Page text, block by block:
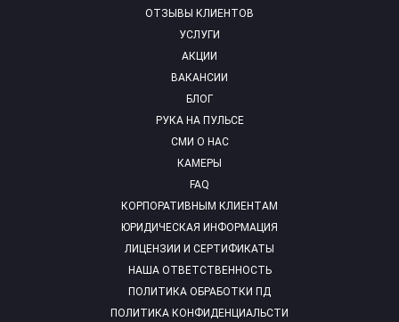
ОТЗЫВЫ КЛИЕНТОВ
УСЛУГИ
АКЦИИ
ВАКАНСИИ
БЛОГ
РУКА НА ПУЛЬСЕ
СМИ О НАС
КАМЕРЫ
FAQ
КОРПОРАТИВНЫМ КЛИЕНТАМ
ЮРИДИЧЕСКАЯ ИНФОРМАЦИЯ
ЛИЦЕНЗИИ И СЕРТИФИКАТЫ
НАША ОТВЕТСТВЕННОСТЬ
ПОЛИТИКА ОБРАБОТКИ ПД
ПОЛИТИКА КОНФИДЕНЦИАЛЬСТИ